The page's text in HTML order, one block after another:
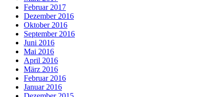
Februar 2017
Dezember 2016
Oktober 2016
September 2016
Juni 2016
Mai 2016
April 2016
März 2016
Februar 2016
Januar 2016